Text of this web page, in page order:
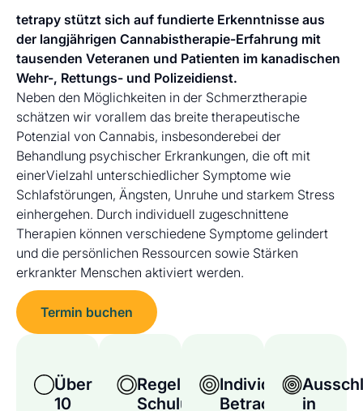
tetrapy stützt sich auf fundierte Erkenntnisse aus
der langjährigen Cannabistherapie-Erfahrung mit
tausenden Veteranen und Patienten im kanadischen
Wehr-, Rettungs- und Polizeidienst.
Neben den Möglichkeiten in der Schmerztherapie
schätzen wir vorallem das breite therapeutische
Potenzial von Cannabis, insbesonderebei der
Behandlung psychischer Erkrankungen, die oft mit
einerVielzahl unterschiedlicher Symptome wie
Schlafstörungen, Ängsten, Unruhe und starkem Stress
einhergehen. Durch individuell zugeschnittene
Therapien können verschiedene Symptome gelindert
und die persönlichen Ressourcen sowie Stärken
erkrankter Menschen aktiviert werden.
Termin buchen
Über
10
Regelmäßige
Schulungen
Individuelle
Betrachtung
in